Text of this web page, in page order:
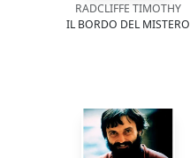
RADCLIFFE TIMOTHY
IL BORDO DEL MISTERO